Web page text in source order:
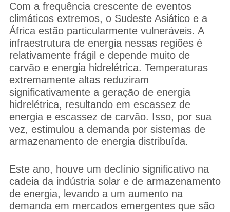
Com a frequência crescente de eventos
climáticos extremos, o Sudeste Asiático e a
África estão particularmente vulneráveis. A
infraestrutura de energia nessas regiões é
relativamente frágil e depende muito de
carvão e energia hidrelétrica. Temperaturas
extremamente altas reduziram
significativamente a geração de energia
hidrelétrica, resultando em escassez de
energia e escassez de carvão. Isso, por sua
vez, estimulou a demanda por sistemas de
armazenamento de energia distribuída.
Este ano, houve um declínio significativo na
cadeia da indústria solar e de armazenamento
de energia, levando a um aumento na
demanda em mercados emergentes que são